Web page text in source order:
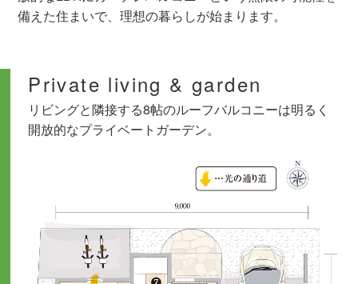
備えた住まいで、理想の暮らしが始まります。
Private living & garden
リビングと隣接する8帖のルーフバルコニーは明るく
開放的なプライベートガーデン。